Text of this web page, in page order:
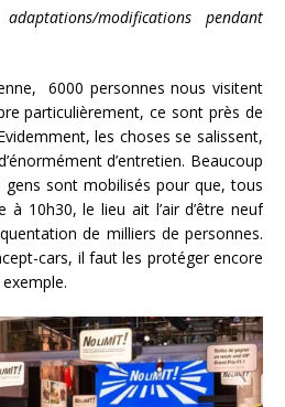
modifications pendant
6000 personnes nous visitent
particulièrement, ce sont près de
les choses se salissent,
d’entretien. Beaucoup
sont mobilisés pour que, tous
à 10h30, le lieu ait l’air d’être neuf
de milliers de personnes.
cars, il faut les protéger encore